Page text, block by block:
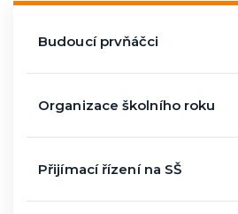
Budoucí prvňáčci
Organizace školního roku
Přijímací řízení na SŠ